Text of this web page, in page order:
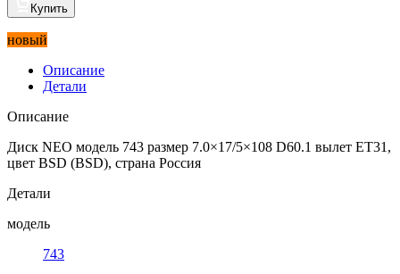
Купить
новый
Описание
Детали
Описание
Диск NEO модель 743 размер 7.0×17/5×108 D60.1 вылет ET31,
цвет BSD (BSD), страна Россия
Детали
модель
743